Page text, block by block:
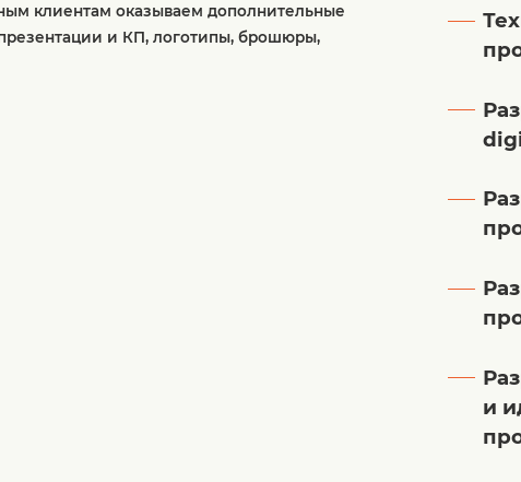
клиентам оказываем дополнительные
и КП, логотипы, брошюры,
и